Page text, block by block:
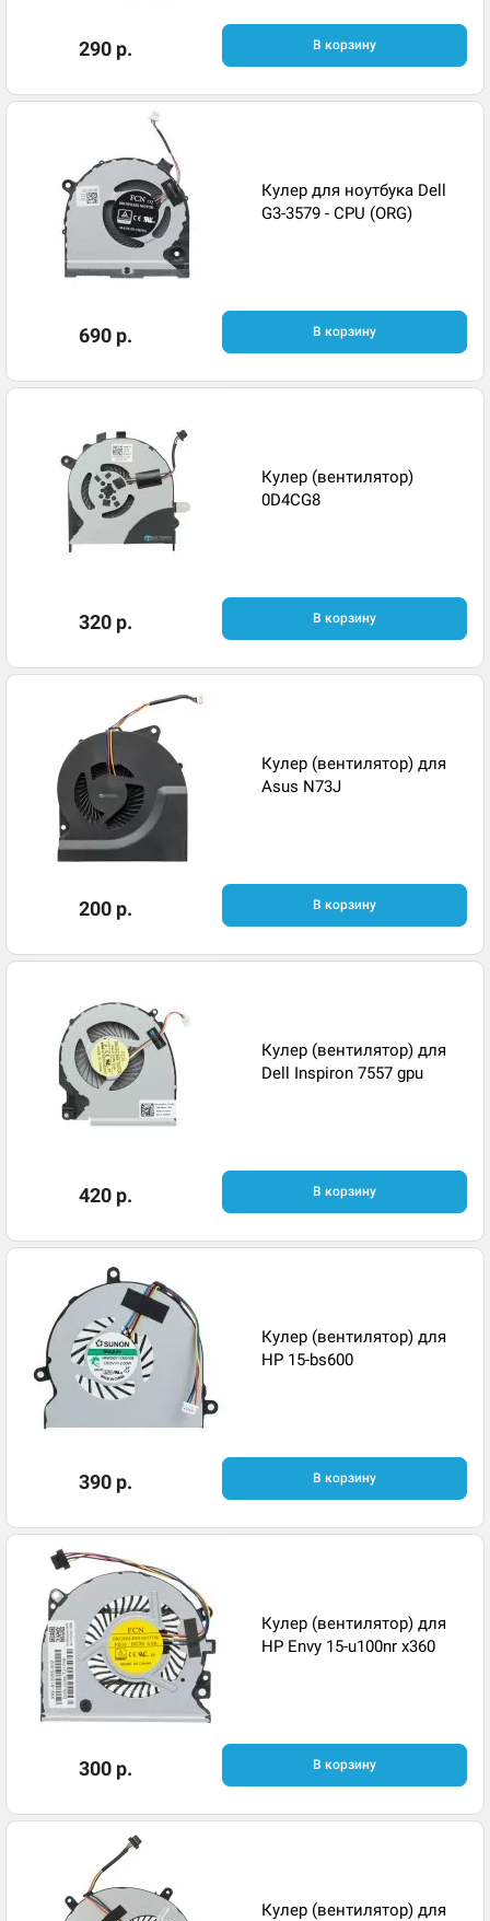
290 р. В корзину
Кулер для ноутбука Dell
G3-3579 - CPU (ORG)
690 р. В корзину
Кулер (вентилятор)
0D4CG8
320 р. В корзину
Кулер (вентилятор) для
Asus N73J
200 р. В корзину
Кулер (вентилятор) для
Dell Inspiron 7557 gpu
420 р. В корзину
Кулер (вентилятор) для
HP 15-bs600
390 р. В корзину
Кулер (вентилятор) для
HP Envy 15-u100nr x360
300 р. В корзину
Кулер (вентилятор) для